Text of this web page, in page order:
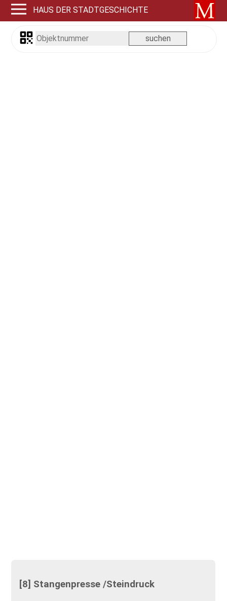
HAUS DER STADTGESCHICHTE
[8] Stangenpresse /Steindruck